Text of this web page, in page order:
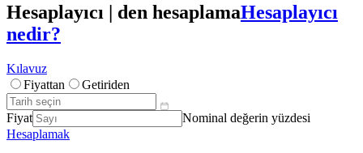
Hesaplayıcı | den hesaplamaHesaplayıcı
nedir?
Kılavuz
Fiyattan
Getiriden
Fiyat
Nominal değerin yüzdesi
Hesaplamak